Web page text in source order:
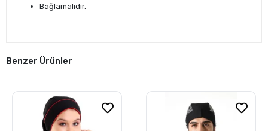
Bağlamalıdır.
Benzer Ürünler